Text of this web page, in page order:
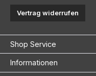
Vertrag widerrufen
Shop Service
Informationen